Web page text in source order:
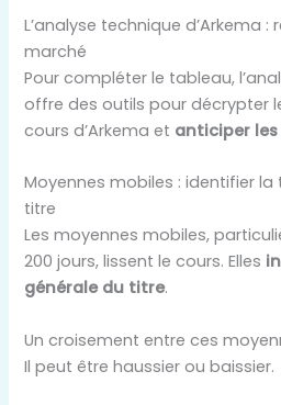
L’analyse technique d’Arkema :
marché
Pour compléter le tableau,
offre des outils pour décrypter
cours d’Arkema et anticiper
Moyennes mobiles : identifier
titre
Les moyennes mobiles,
200 jours, lissent le cours. Elles
générale du titre.
Un croisement entre ces
Il peut être haussier ou baissier.